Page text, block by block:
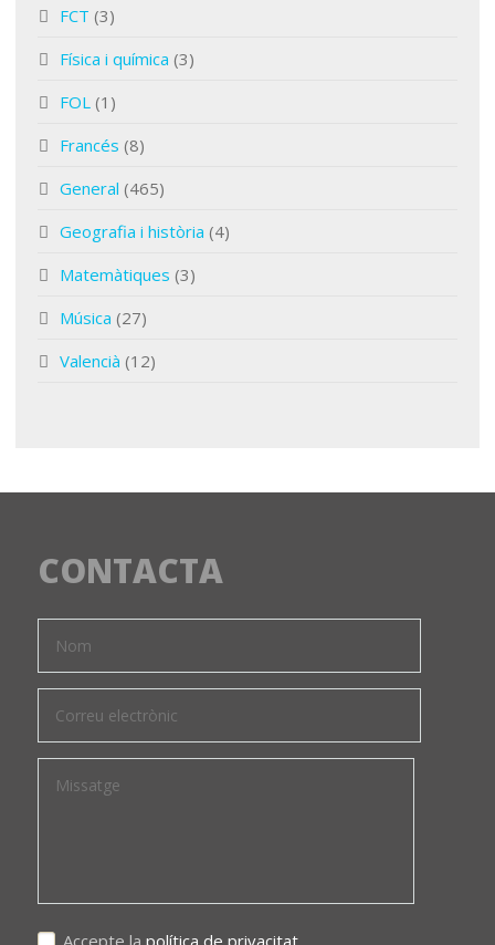
FCT (3)
Física i química (3)
FOL (1)
Francés (8)
General (465)
Geografia i història (4)
Matemàtiques (3)
Música (27)
Valencià (12)
CONTACTA
Accepte la política de privacitat